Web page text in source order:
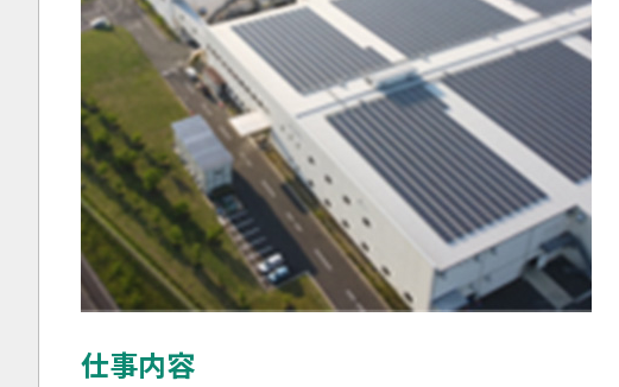
仕事内容